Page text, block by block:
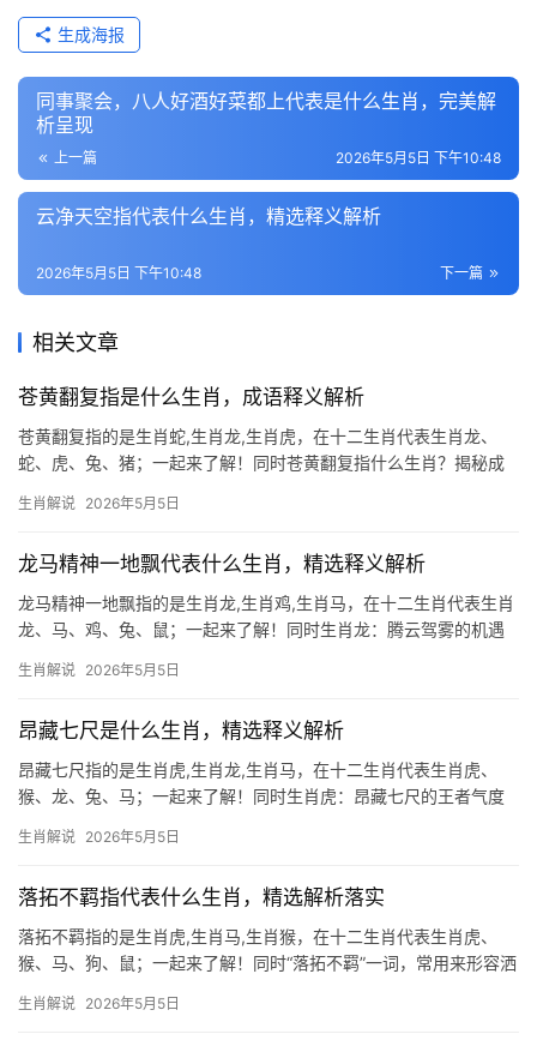
生成海报
同事聚会，八人好酒好菜都上代表是什么生肖，完美解
析呈现
上一篇 2026年5月5日 下午10:48
云净天空指代表什么生肖，精选释义解析
下一篇
2026年5月5日 下午10:48
相关文章
苍黄翻复指是什么生肖，成语释义解析
苍黄翻复指的是生肖蛇,生肖龙,生肖虎，在十二生肖代表生肖龙、
蛇、虎、兔、猪；一起来了解！同时苍黄翻复指什么生肖？揭秘成
生肖文化中，暗指生肖龙与生肖蛇，龙蛇自古并称“小龙”，其形貌相
生肖解说 2026年5月5日
龙马精神一地飘代表什么生肖，精选释义解析
龙马精神一地飘指的是生肖龙,生肖鸡,生肖马，在十二生肖代表生肖
龙、马、鸡、兔、鼠；一起来了解！同时生肖龙：腾云驾雾的机遇
龙年将至，生肖龙值太岁，吉凶并存，上半年易遇贵人提携，尤其
生肖解说 2026年5月5日
昂藏七尺是什么生肖，精选释义解析
昂藏七尺指的是生肖虎,生肖龙,生肖马，在十二生肖代表生肖虎、
猴、龙、兔、马；一起来了解！同时生肖虎：昂藏七尺的王者气度
这一形象的完美化身，虎为百兽之王，天生带着不怒自威的气势，
生肖解说 2026年5月5日
落拓不羁指代表什么生肖，精选解析落实
落拓不羁指的是生肖虎,生肖马,生肖猴，在十二生肖代表生肖虎、
猴、马、狗、鼠；一起来了解！同时“落拓不羁”一词，常用来形容洒
为百兽之王，天生带着一股桀骜不驯的野性，行事果敢，不屑于世
生肖解说 2026年5月5日